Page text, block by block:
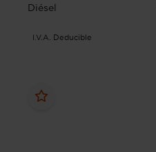
Diésel
I.V.A. Deducible